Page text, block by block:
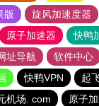
版
旋风加速度器
原子加速器
快鸭
址导航 软件中心
快鸭VPN
起
机场. com
原子